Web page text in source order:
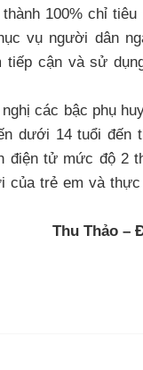
100% chỉ
vụ người dân
tiếp cận và sử
các bậc phụ
dưới 14 tuổi đến
điện tử mức độ 2
của trẻ em và
Thu Thảo –